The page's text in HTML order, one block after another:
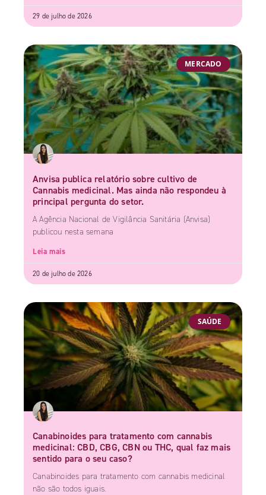
29 de julho de 2026
MERCADO
Anvisa publica relatório sobre cultivo de
Cannabis medicinal. Mas ainda não respondeu à
principal pergunta do setor.
A Agência Nacional de Vigilância Sanitária (Anvisa)
publicou nesta semana
Leia mais
20 de julho de 2026
SAÚDE
Canabinoides para tratamento com cannabis
medicinal: CBD, CBG, CBN ou THC, qual faz mais
sentido para o seu caso?
Canabinoides para tratamento com cannabis medicinal
não são todos iguais.